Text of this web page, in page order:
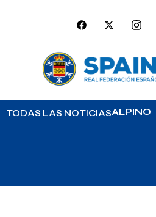
TODAS LAS NOTICIASALPINO